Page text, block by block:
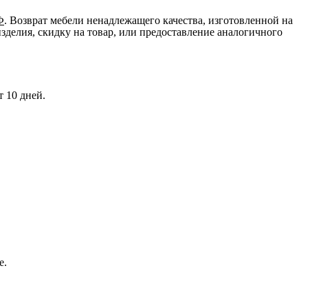
. Возврат мебели ненадлежащего качества, изготовленной на
скидку на товар, или предоставление аналогичного
10 дней.